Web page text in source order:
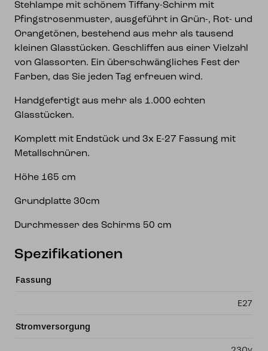
Stehlampe mit schönem Tiffany-Schirm mit
Pfingstrosenmuster, ausgeführt in Grün-, Rot- und
Orangetönen, bestehend aus mehr als tausend
kleinen Glasstücken. Geschliffen aus einer Vielzahl
von Glassorten. Ein überschwängliches Fest der
Farben, das Sie jeden Tag erfreuen wird.
Handgefertigt aus mehr als 1.000 echten
Glasstücken.
Komplett mit Endstück und 3x E-27 Fassung mit
Metallschnüren.
Höhe 165 cm
Grundplatte 30cm
Durchmesser des Schirms 50 cm
Spezifikationen
Fassung
E27
Stromversorgung